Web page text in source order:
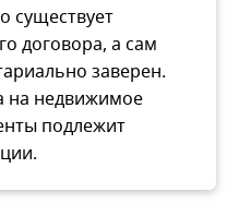
существует
договора, а сам
заверен.
на недвижимое
подлежит